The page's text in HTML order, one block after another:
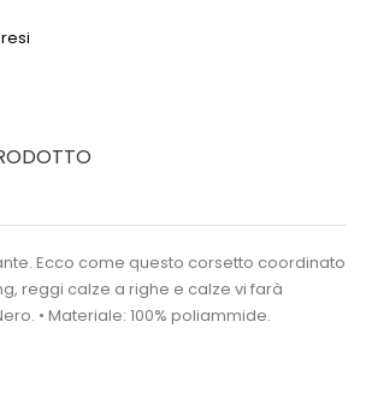
Ecco come questo corsetto coordinato
reggi calze a righe e calze vi farà
• Materiale: 100% poliammide.